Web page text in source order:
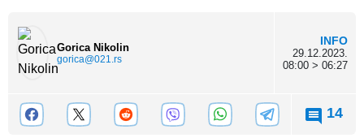
Gorica Nikolin
gorica@021.rs
INFO
29.12.2023.
08:00 > 06:27
14